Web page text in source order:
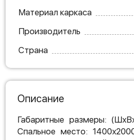
Материал каркаса
Производитель
Страна
Описание
Габаритные размеры:
Спальное место: